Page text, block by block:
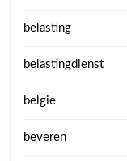
belasting
belastingdienst
belgie
beveren